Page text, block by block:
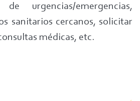
urgencias/emergencias,
sanitarios cercanos, solicitar
médicas, etc.